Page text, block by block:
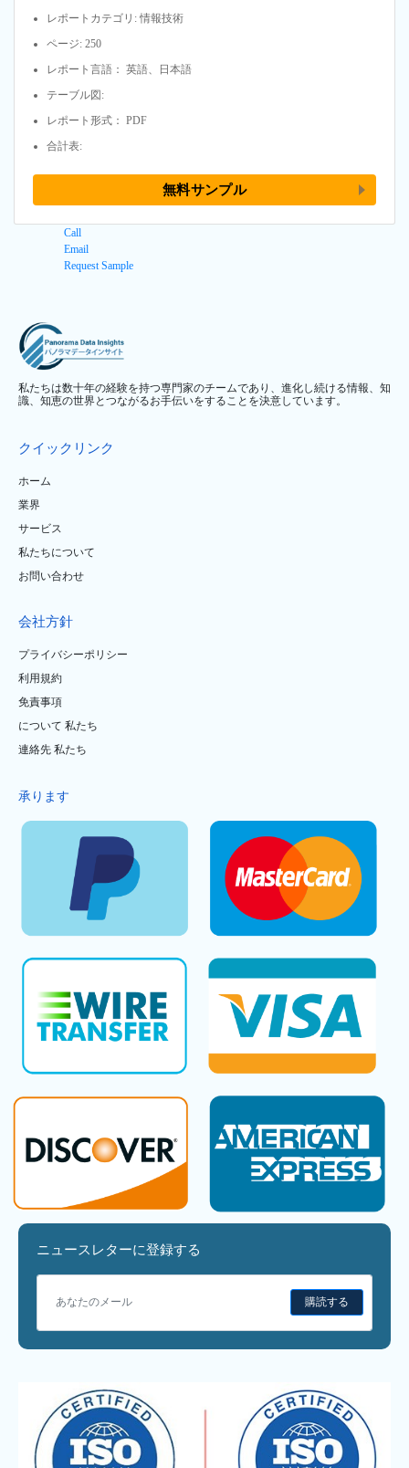
レポートカテゴリ: 情報技術
ページ: 250
レポート言語： 英語、日本語
テーブル図:
レポート形式： PDF
合計表:
無料サンプル
Call
Email
Request Sample
私たちは数十年の経験を持つ専門家のチームであり、進化し続ける情報、知
識、知恵の世界とつながるお手伝いをすることを決意しています。
クイックリンク
ホーム
業界
サービス
私たちについて
お問い合わせ
会社方針
プライバシーポリシー
利用規約
免責事項
について 私たち
連絡先 私たち
承ります
ニュースレターに登録する
購読する